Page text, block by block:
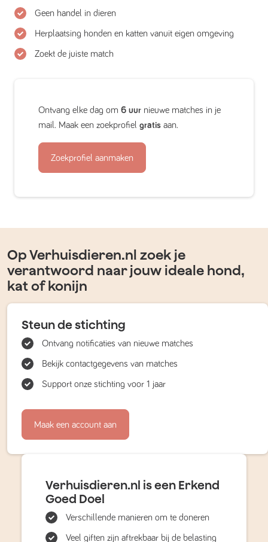
Geen handel in dieren
Herplaatsing honden en katten vanuit eigen omgeving
Zoekt de juiste match
Ontvang elke dag om 6 uur nieuwe matches in je
mail. Maak een zoekprofiel gratis aan.
Zoekprofiel aanmaken
Op Verhuisdieren.nl zoek je
verantwoord naar jouw ideale hond,
kat of konijn
Steun de stichting
Ontvang notificaties van nieuwe matches
Bekijk contactgegevens van matches
Support onze stichting voor 1 jaar
Maak een account aan
Verhuisdieren.nl is een Erkend
Goed Doel
Verschillende manieren om te doneren
Veel giften zijn aftrekbaar bij de belasting